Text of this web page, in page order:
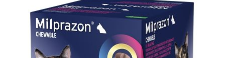
Prijavi se